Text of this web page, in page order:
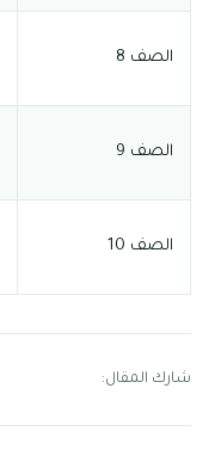
الصف 8
الصف 9
الصف 10
شارك المقال: